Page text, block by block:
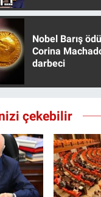
Nobel Barış
Corina
darbeci
çekebilir